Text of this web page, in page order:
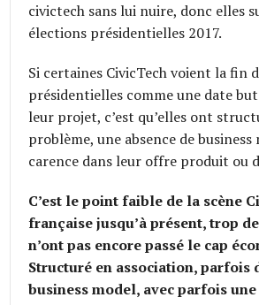
civictech sans lui nuire, donc elles
élections présidentielles 2017.
Si certaines CivicTech voient la fin
présidentielles comme une date
leur projet, c’est qu’elles ont
problème, une absence de business
carence dans leur offre produit ou
C’est le point faible de la scène
française jusqu’à présent, trop
n’ont pas encore passé le cap
Structuré en association, parfois
business model, avec parfois